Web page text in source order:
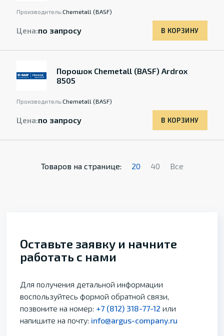
Производитель:Chemetall (BASF)
Цена:по запросу В КОРЗИНУ
Порошок Chemetall (BASF) Ardrox
8505
Производитель:Chemetall (BASF)
Цена:по запросу В КОРЗИНУ
Товаров на странице: 20 40 Все
Оставьте заявку и начните
работать с нами
Для получения детальной информации
воспользуйтесь формой обратной связи,
позвоните на номер: +7 (812) 318-77-12 или
напишите на почту: info@argus-company.ru